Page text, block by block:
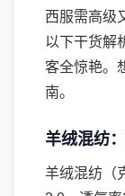
西服需高级
以下干货解
客全惊艳。
南。
羊绒混纺
羊绒混纺（